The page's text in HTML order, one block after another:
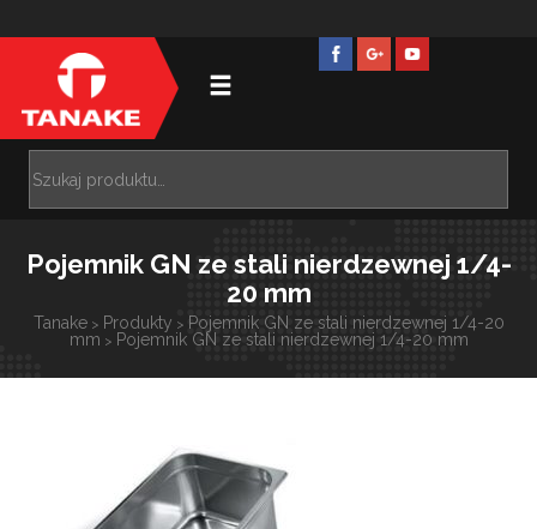
Pojemnik GN ze stali nierdzewnej 1/4-
20 mm
Tanake> Produkty > Pojemnik GN ze stali nierdzewnej 1/4-20
mm > Pojemnik GN ze stali nierdzewnej 1/4-20 mm